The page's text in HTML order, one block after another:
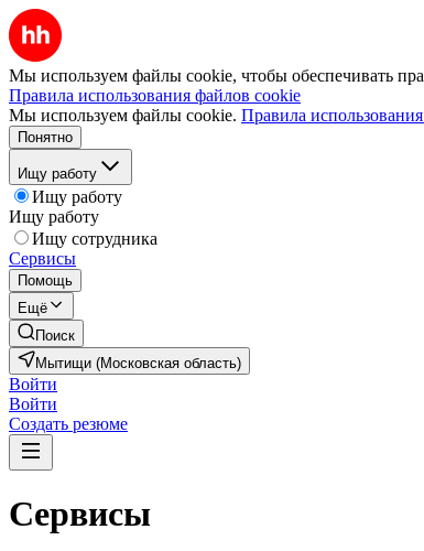
Мы используем файлы cookie, чтобы обеспечивать
Правила использования файлов cookie
Мы используем файлы cookie. Правила
Понятно
Ищу работу
Ищу работу
Ищу работу
Ищу сотрудника
Сервисы
Помощь
Ещё
Поиск
Мытищи (Московская область)
Войти
Войти
Создать резюме
Сервисы